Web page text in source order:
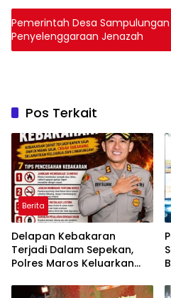
Pemerintah Desa
Penyelenggaraan Jenazah
Pos Terkait
Berita
Delapan Kebakaran
Terjadi Dalam Sepekan,
Polres Maros Keluarkan
Masyarakat